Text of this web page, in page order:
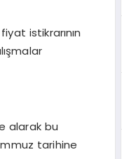
istikrarının
alarak bu
tarihine